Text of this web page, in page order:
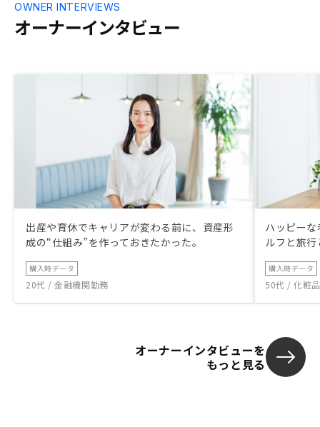
オーナーインタビュー
OWNER INTERVIEWS
出産や育休でキャリアが変わる前に、資産形
成の“仕組み”を作っておきたかった。
購入時データ
20代 / 金融機関勤務
ハッピー
ルフと旅
購入時データ
50代 / 化粧
オーナーインタビューを
もっと見る